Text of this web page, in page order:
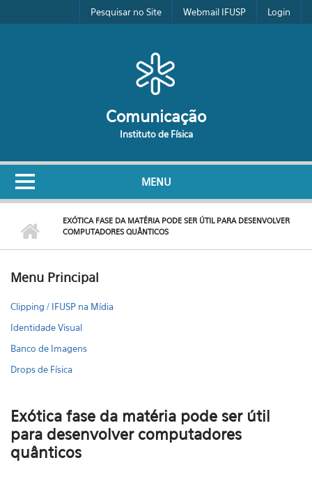
Pular para o conteúdo principalPesquisar no Site Webmail IFUSP Login
Comunicação
Instituto de Física
MENU
EXÓTICA FASE DA MATÉRIA PODE SER ÚTIL PARA DESENVOLVER
COMPUTADORES QUÂNTICOS
Menu Principal
Clipping / IFUSP na Mídia
Identidade Visual
Banco de Imagens
Drops de Física
Exótica fase da matéria pode ser útil
para desenvolver computadores
quânticos